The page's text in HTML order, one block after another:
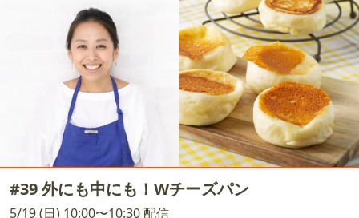
#39 外にも中にも！Wチーズパン
5/19 (日) 10:00〜10:30 配信